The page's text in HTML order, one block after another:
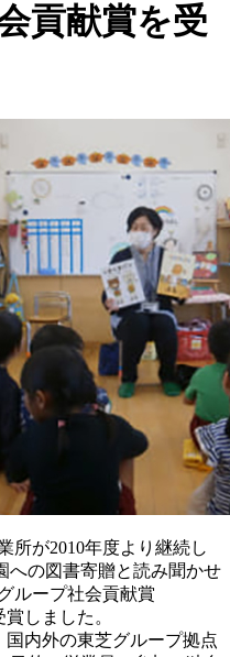
貢献賞を受
所が2010年度より継続し
への図書寄贈と読み聞かせ
ループ社会貢献賞
賞しました。
国内外の東芝グループ拠点